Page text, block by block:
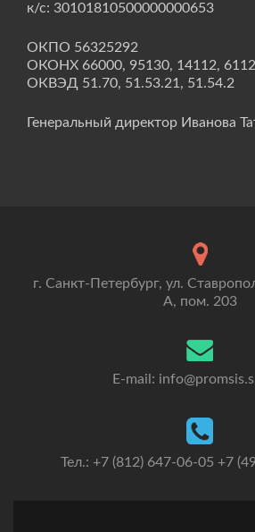
к/с: 30101810500000000653
ОКПО 56325292
ОКОНХ 66000, 95130, 14112,
ОКВЭД 51.70, 51.53.21, 51.54.2
Генеральный директор Иванова
г. Санкт-Петербург, ул.
А, пом. 203
E-mail:
Тел.: +7 (812) 647-06-05 +7